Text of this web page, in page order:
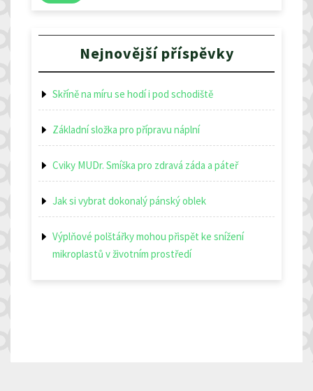
Nejnovější příspěvky
Skříně na míru se hodí i pod schodiště
Základní složka pro přípravu náplní
Cviky MUDr. Smíška pro zdravá záda a páteř
Jak si vybrat dokonalý pánský oblek
Výplňové polštářky mohou přispět ke snížení
mikroplastů v životním prostředí